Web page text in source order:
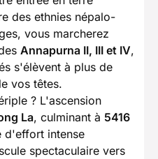
des ethnies népalo-
vous marcherez
Annapurna II, III et IV,
s'élèvent à plus de
vos têtes.
? L'ascension
La, culminant à 5416
d'effort intense
spectaculaire vers